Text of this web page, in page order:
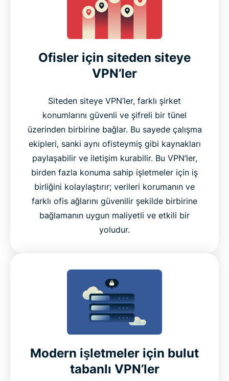
Ofisler için siteden siteye
VPN’ler
Siteden siteye VPN’ler, farklı şirket
konumlarını güvenli ve şifreli bir tünel
üzerinden birbirine bağlar. Bu sayede çalışma
ekipleri, sanki aynı ofisteymiş gibi kaynakları
paylaşabilir ve iletişim kurabilir. Bu VPN’ler,
birden fazla konuma sahip işletmeler için iş
birliğini kolaylaştırır; verileri korumanın ve
farklı ofis ağlarını güvenilir şekilde birbirine
bağlamanın uygun maliyetli ve etkili bir
yoludur.
Modern işletmeler için bulut
tabanlı VPN’ler